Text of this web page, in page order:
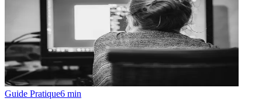
Guide Pratique6 min